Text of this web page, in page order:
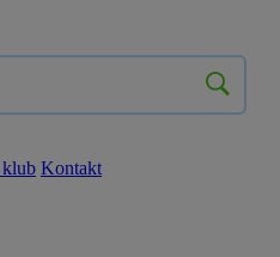
klub Kontakt